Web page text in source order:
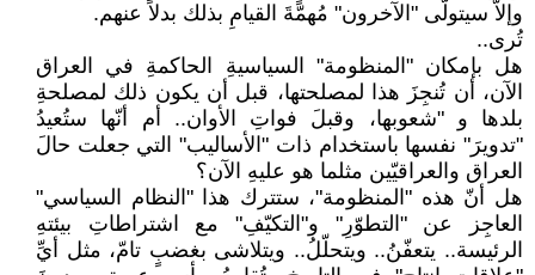
وإلاّ سيتولّى "الآخرون" مُهمّةَ القيامِ بذلك بدلاً عنهم.
تُرى..
هل بإمكان "المنظومة" السياسيةِ الحاكمةِ في العراق
الآن، أن تُنجِزَ هذا لمصلحتها، قبل أن يكون ذلك لمصلحةِ
بلدها و "شعوبها، وقبلَ فواتِ الأوان.. أم أنّها ستُعيدُ
"تدويرَ" نفسها باستخدام ذات "الأساليب" التي جعلت حالَ
العراق والعراقيّين مثلما هو عليهِ الآن؟
هل أنّ هذه "المنظومة"، ستترك هذا "النظام السياسي"
العاجِز عن "التطوّرِ" و"التكيّفِ" مع اشتراطاتِ بيئتهِ
الرئيسة.. يتعفّنُ.. ويتحلّلُ.. ويتلاشى بغضبٍ تامّ، مثل أيِّ